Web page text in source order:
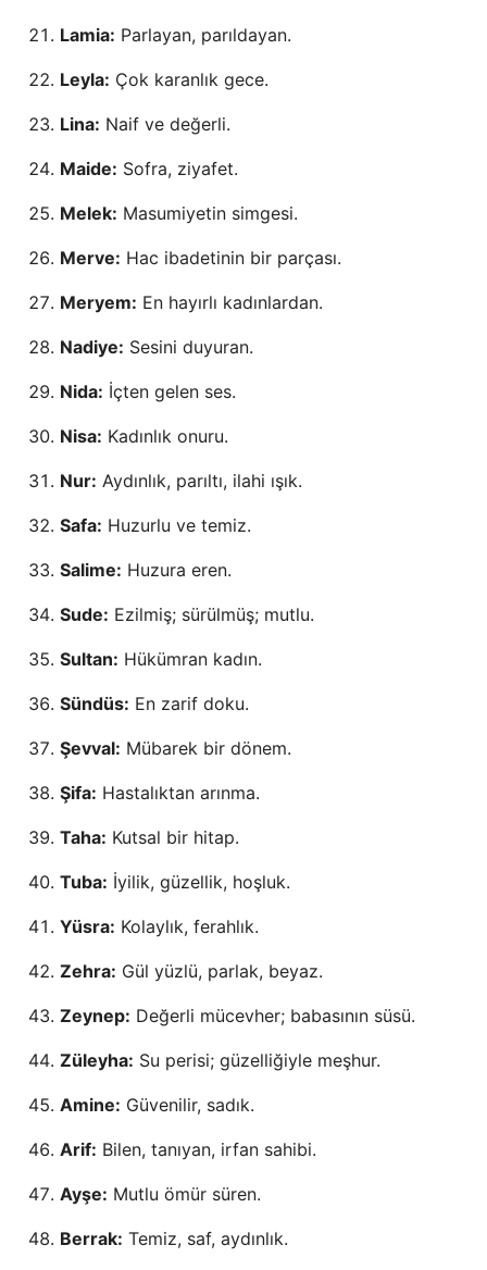
Lamia: Parlayan, parıldayan.
Leyla: Çok karanlık gece.
Lina: Naif ve değerli.
Maide: Sofra, ziyafet.
Melek: Masumiyetin simgesi.
Merve: Hac ibadetinin bir parçası.
Meryem: En hayırlı kadınlardan.
Nadiye: Sesini duyuran.
Nida: İçten gelen ses.
Nisa: Kadınlık onuru.
Nur: Aydınlık, parıltı, ilahi ışık.
Safa: Huzurlu ve temiz.
Salime: Huzura eren.
Sude: Ezilmiş; sürülmüş; mutlu.
Sultan: Hükümran kadın.
Sündüs: En zarif doku.
Şevval: Mübarek bir dönem.
Şifa: Hastalıktan arınma.
Taha: Kutsal bir hitap.
Tuba: İyilik, güzellik, hoşluk.
Yüsra: Kolaylık, ferahlık.
Zehra: Gül yüzlü, parlak, beyaz.
Zeynep: Değerli mücevher; babasının süsü.
Züleyha: Su perisi; güzelliğiyle meşhur.
Amine: Güvenilir, sadık.
Arif: Bilen, tanıyan, irfan sahibi.
Ayşe: Mutlu ömür süren.
Berrak: Temiz, saf, aydınlık.